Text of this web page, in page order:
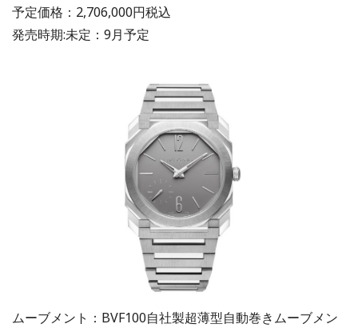
予定価格：2,706,000円税込
発売時期:未定：9月予定
ムーブメント：BVF100自社製超薄型自動巻きムーブメン